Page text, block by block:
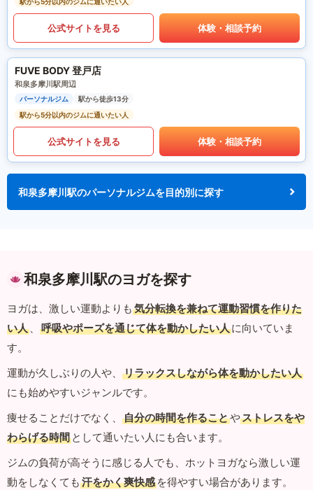
駅から5分以内のジムに通いたい人
公式サイトを見る 体験・相談予約
FUVE BODY 登戸店
和泉多摩川駅周辺
パーソナルジム
駅から徒歩13分
駅から5分以内のジムに通いたい人
公式サイトを見る 体験・相談予約
和泉多摩川駅のパーソナルジムを目的別に探す
和泉多摩川駅のヨガを探す
ヨガは、激しい運動よりも 気分転換を兼ねて運動習慣を作りた
い人 、 呼吸やポーズを通じて体を動かしたい人に向いていま
す。
運動が久しぶりの人や、
リラックスしながら体を動かしたい人
にも始めやすいジャンルです。
痩せることだけでなく、
自分の時間を作ることやストレスをや
わらげる時間 として通いたい人にも合います。
ジムの負荷が高そうに感じる人でも、ホットヨガなら激しい運
動をしなくても 汗をかく爽快感 を得やすい場合があります。